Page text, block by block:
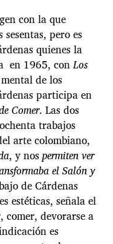
con la que
pero es
quienes la
en 1965, conLos
de los
participa en
Comer. Las dos
trabajos
arte colombiano,
, y nospermiten ver
el Salón y
de Cárdenas
estéticas, señala el
comer, devorarse a
es